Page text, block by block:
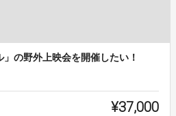
」の野外上映会を開催したい！
¥37,000